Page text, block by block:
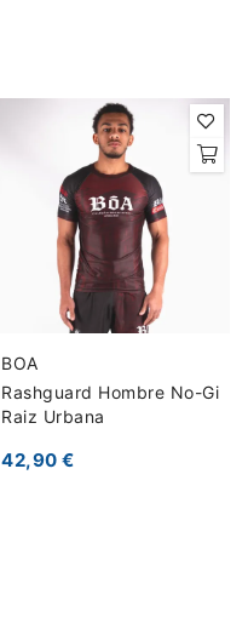
BOA
Rashguard Hombre No-Gi
Raiz Urbana
42,90 €